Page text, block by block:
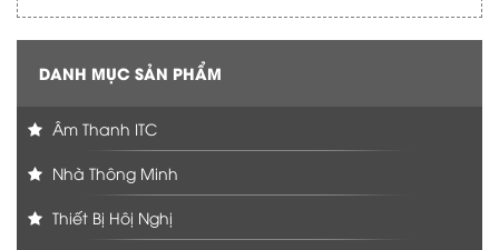
DANH MỤC SẢN PHẨM
Âm Thanh ITC
Nhà Thông Minh
Thiết Bị Hôị Nghị